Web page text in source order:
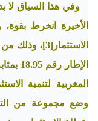
وفي هذا السياق لا
الأخيرة انخرط
الاستثمار [3]
، وذلك من
الإطار رقم 18.95 بمثابة ميثاق للاستثمار
المغربية لتنمية
وضع مجموعة من